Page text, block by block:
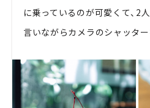
に乗っているのが可愛くて、2人
言いながらカメラのシャッター